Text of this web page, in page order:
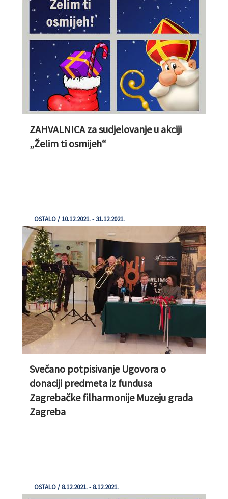
ZAHVALNICA za sudjelovanje u akciji
„Želim ti osmijeh“
OSTALO / 10.12.2021. - 31.12.2021.
Svečano potpisivanje Ugovora o
donaciji predmeta iz fundusa
Zagrebačke filharmonije Muzeju grada
Zagreba
OSTALO / 8.12.2021. - 8.12.2021.